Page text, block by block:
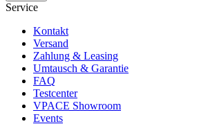
Service
Kontakt
Versand
Zahlung & Leasing
Umtausch & Garantie
FAQ
Testcenter
VPACE Showroom
Events